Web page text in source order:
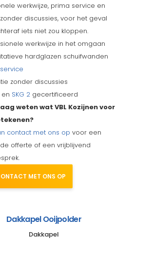
werkwijze, prima service en
discussies, voor het geval
iets niet zou kloppen.
werkwijze in het omgaan
hardglazen schuifwanden
zonder discussies
en SKG 2 gecertificeerd
weten wat VBL Kozijnen voor
contact met ons op voor een
offerte of een vrijblijvend
MET ONS OP
Dakkapel Ooijpolder
Dakkapel